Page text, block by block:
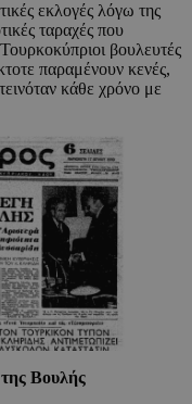
εκλογές λόγω της
ταραχές που
βουλευτές
παραμένουν κενές,
κάθε χρόνο με
Βουλής